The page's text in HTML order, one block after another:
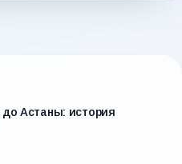
Астаны: история